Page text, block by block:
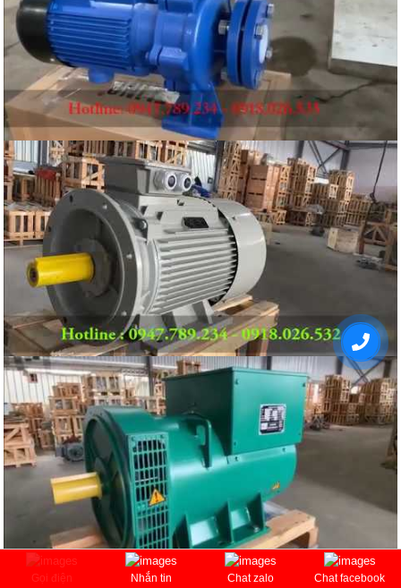
Gọi điện Nhắn tin Chat zalo Chat facebook